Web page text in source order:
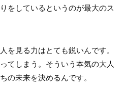
をしているというのが最大のス
を見る力はとても鋭いんです。
てしまう。そういう本気の大人
の未来を決めるんです。